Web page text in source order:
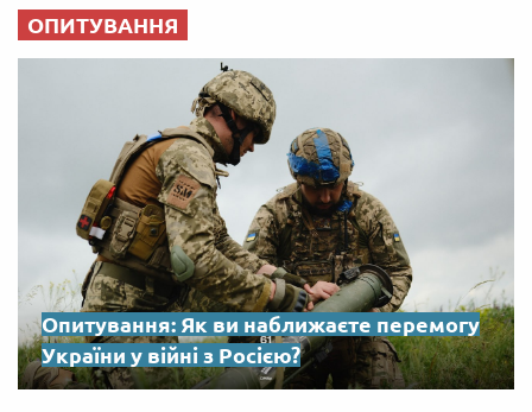
ОПИТУВАННЯ
Опитування: Як ви наближаєте перемогу
України у війні з Росією?